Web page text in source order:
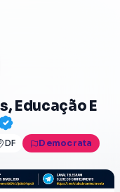
Educação E
DF Democrata